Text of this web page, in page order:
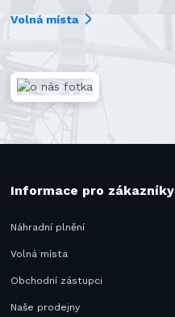
Volná místa
Informace pro zákazníky
Náhradní plnění
Volná místa
Obchodní zástupci
Naše prodejny